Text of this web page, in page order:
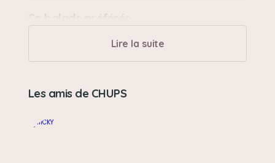
Sa balade préférée
Se promener avec son meilleur copain dans le
jardin à côté. Deux amis fidèles qui jouaient
mon retour.
Sa bêtise préférée
Lire la suite
Les amis de CHUPS